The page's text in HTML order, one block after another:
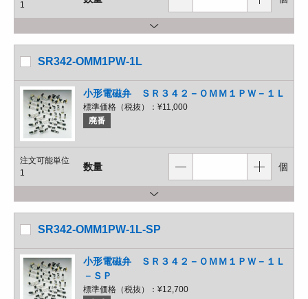
1
SR342-OMM1PW-1L
小形電磁弁 ＳＲ３４２－ＯＭＭ１ＰＷ－１Ｌ
標準価格（税抜）： ¥11,000
廃番
注文可能単位
1
数量 個
SR342-OMM1PW-1L-SP
小形電磁弁 ＳＲ３４２－ＯＭＭ１ＰＷ－１Ｌ
－ＳＰ
標準価格（税抜）： ¥12,700